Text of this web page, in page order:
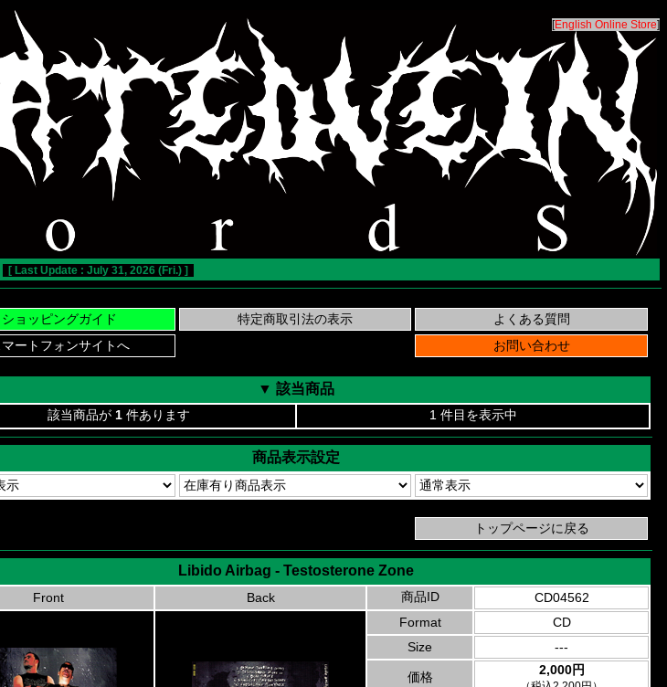
[English Online Store]
[ Last Update : July 31, 2026 (Fri.) ]
▼ 該当商品
該当商品が 1 件あります 1 件目を表示中
商品表示設定
Libido Airbag - Testosterone Zone
Front Back 商品ID
CD04562
Format
CD
Size
---
価格 2,000円